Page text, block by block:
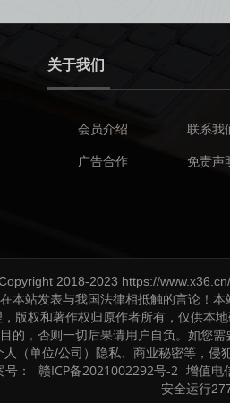
关于我们
会员介绍 联系我
广告合作
免责声
2018-2023 https://
本站发表与我国法律相抵触的言论！
版权和著作权归原作者所有，仅供本
的，否则一切后果请用户自负。如您
（单位/公司）隐私、商业秘密等，
号：
赣ICP备2021002292号-2 增值电
安全运行